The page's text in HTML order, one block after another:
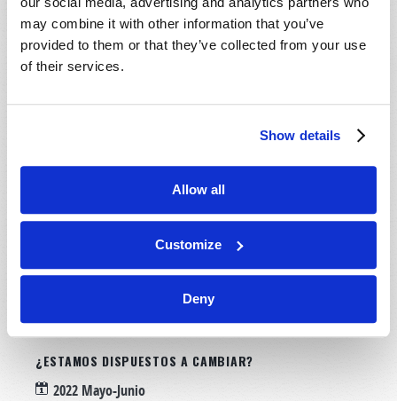
may combine it with other information that you’ve
provided to them or that they’ve collected from your use
of their services.
Show details
Allow all
Customize
Deny
de inmediato al Cielo donde
no tendránadaqué hacer,
pueril, impráctico e irreal para muchas personas
pensantes. Las ideas vagas sobre lo que ocurrirá al
cristiano en el futuro, ciertamente
verdadero celo por Dios.
Ahora bien, ¡esas ideas sontotalmente equivocadas
¿ESTAMOS DISPUESTOS A CAMBIAR?
2022 Mayo-Junio